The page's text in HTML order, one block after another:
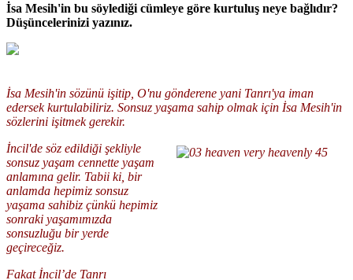
İsa Mesih'in bu söylediği cümleye göre kurtuluş neye bağlıdır?
Düşüncelerinizi yazınız.
İsa Mesih'in sözünü işitip, O'nu gönderene yani Tanrı'ya iman
edersek kurtulabiliriz. Sonsuz yaşama sahip olmak için İsa Mesih'in
sözlerini işitmek gerekir.
İncil'de söz edildiği şekliyle
sonsuz yaşam cennette yaşam
anlamına gelir. Tabii ki, bir
anlamda hepimiz sonsuz
yaşama sahibiz çünkü hepimiz
sonraki yaşamımızda
sonsuzluğu bir yerde
geçireceğiz.
Fakat İncil’de Tanrı